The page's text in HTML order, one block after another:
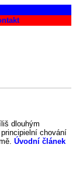
dlouhým
chování
Úvodní článek